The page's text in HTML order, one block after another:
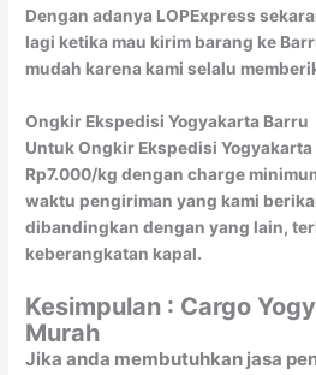
Dengan adanya LOPExpress
lagi ketika mau kirim barang ke
mudah karena kami selalu
Ongkir Ekspedisi Yogyakarta Barru
Untuk Ongkir Ekspedisi Yogyakarta
Rp7.000/kg dengan charge
waktu pengiriman yang kami
dibandingkan dengan yang lain,
keberangkatan kapal.
Kesimpulan : Cargo
Murah
Jika anda membutuhkan jasa